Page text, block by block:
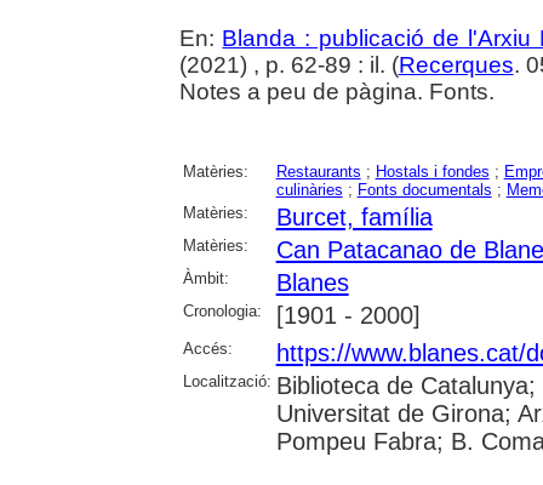
En: Blanda : publicació de l'Arxiu
(2021) , p. 62-89 : il. (Recerques.
Notes a peu de pàgina. Fonts.
Matèries: Restaurants ; Hostals i fondes ;
culinàries ; Fonts documentals ;
Matèries:
Burcet, família
Matèries: Can Patacanao de
Àmbit: Blanes
Cronologia: [1901 - 2000]
Accés: https://www.blanes.cat/
Localització: Biblioteca de
Universitat de Girona;
Pompeu Fabra; B.